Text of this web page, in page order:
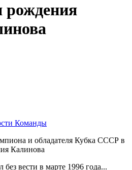
рождения
Команды
и обладателя Кубка СССР в
Калинова
вести в марте 1996 года...